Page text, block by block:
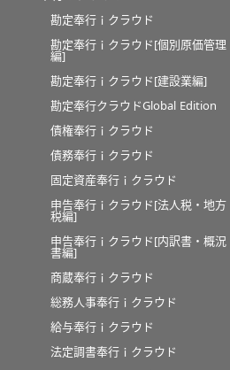
勘定奉行ｉクラウド
勘定奉行ｉクラウド[個別原価管理
編]
勘定奉行ｉクラウド[建設業編]
勘定奉行クラウドGlobal Edition
債権奉行ｉクラウド
債務奉行ｉクラウド
固定資産奉行ｉクラウド
申告奉行ｉクラウド[法人税・地方
税編]
申告奉行ｉクラウド[内訳書・概況
書編]
商蔵奉行ｉクラウド
総務人事奉行ｉクラウド
給与奉行ｉクラウド
法定調書奉行ｉクラウド